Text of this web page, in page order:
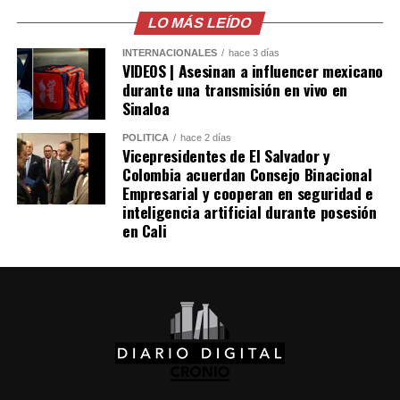
Me gusta esto:
posibilidad de llevar también a «Los Supersónicos» a la
pantalla grande. Sin embargo, el proyecto no logró
consolidarse y permaneció archivado durante varias
décadas, hasta que en 2026 se dio vía libre a su
realización, con Jim Carrey como una de las principales
figuras vinculadas a la producción.
Comparte esto:
X
Me gusta esto:
LO MÁS LEÍDO
INTERNACIONALES hace 3 días
VIDEOS | Asesinan a influencer mexicano
durante una transmisión en vivo en
Sinaloa
POLÍTICA hace 2 días
Vicepresidentes de El Salvador y
Colombia acuerdan Consejo Binacional
Empresarial y cooperan en seguridad e
inteligencia artificial durante posesión
en Cali